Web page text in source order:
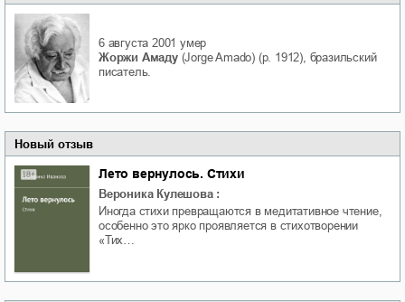
6 августа 2001 умер
Жоржи Амаду(Jorge Amado) (р. 1912), бразильский
писатель.
Новый отзыв
Лето вернулось. Стихи
Вероника Кулешова :
Иногда стихи превращаются в медитативное чтение,
особенно это ярко проявляется в стихотворении
«Тих…